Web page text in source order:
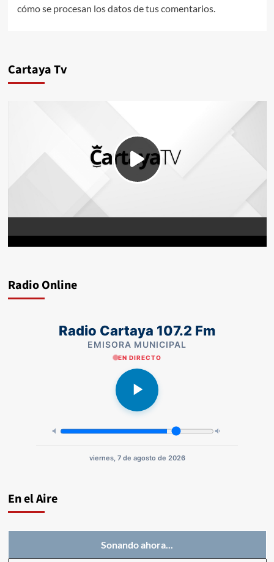
cómo se procesan los datos de tus comentarios.
Cartaya Tv
Radio Online
Radio Cartaya 107.2 Fm
EMISORA MUNICIPAL
EN DIRECTO
viernes, 7 de agosto de 2026
En el Aire
Sonando ahora...